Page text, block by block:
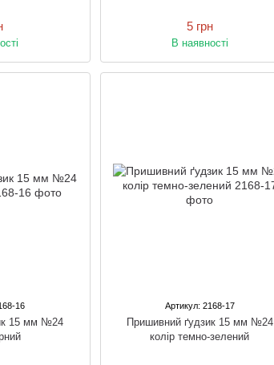
5 грн
В наявності
16
15 мм №24
Артикул: 2168-17
Пришивний ґудзик 15 мм №24
колір темно-зелений